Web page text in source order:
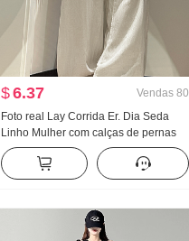
$6.37 Vendas 80
Foto real Lay Corrida Er. Dia Seda
Linho Mulher com calças de pernas
largas Verão Modelo fino Solto
Casual Fluida Sentido Proteção Solar
Machete Algodão e Linho Calças